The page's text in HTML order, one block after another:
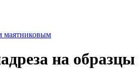
маятниковым
на